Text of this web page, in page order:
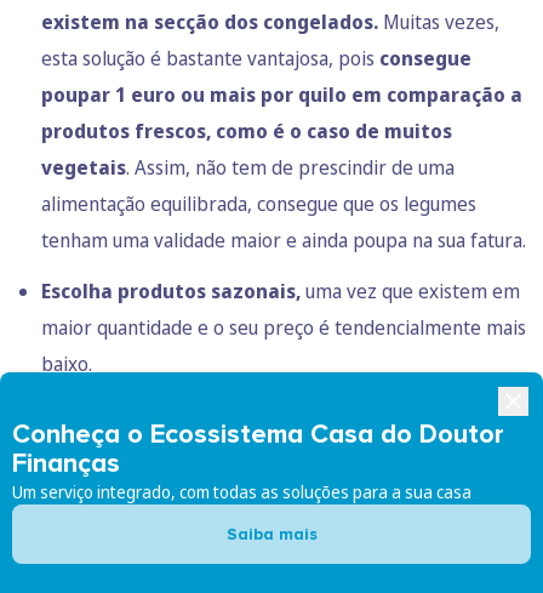
existem na secção dos congelados. Muitas vezes,
esta solução é bastante vantajosa, pois consegue
poupar 1 euro ou mais por quilo em comparação a
produtos frescos, como é o caso de muitos
vegetais. Assim, não tem de prescindir de uma
alimentação equilibrada, consegue que os legumes
tenham uma validade maior e ainda poupa na sua fatura.
Escolha produtos sazonais,uma vez que existem em
maior quantidade e o seu preço é tendencialmente mais
baixo.
Não compre alimentos pré-cortados e embalados.
Embora seja mais práticos, se comparar o preço/kg com
a versão original, percebe que iria pagar um valor bem
mais elevado, só para não ter de selecionar e cortar
certos produtos.
Conheça o Ecossistema Casa do Doutor
Finanças
Um serviço integrado, com todas as soluções para a sua casa
Saiba mais